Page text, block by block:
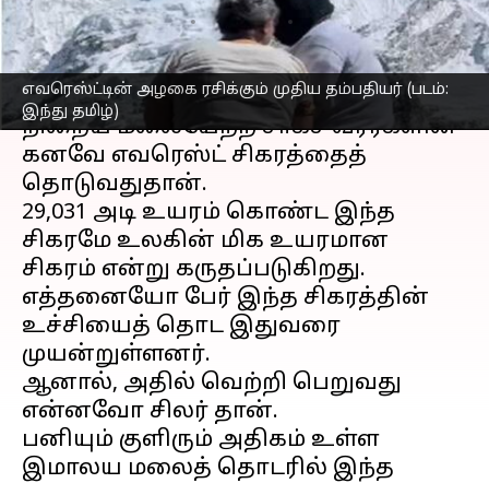
எவரெஸ்ட்டின் அழகை ரசிக்கும் முதிய தம்பதியர் (படம்:
இந்து தமிழ்)
எழுதியவர் Sindhuja SM Dec 19, 2022 11:52 am
செய்தி முன்னோட்டம்
நிறைய மலையேற்ற சாகச வீரர்களின்
கனவே எவரெஸ்ட் சிகரத்தைத்
தொடுவதுதான்.
29,031 அடி உயரம் கொண்ட இந்த
சிகரமே உலகின் மிக உயரமான
சிகரம் என்று கருதப்படுகிறது.
எத்தனையோ பேர் இந்த சிகரத்தின்
உச்சியைத் தொட இதுவரை
முயன்றுள்ளனர்.
ஆனால், அதில் வெற்றி பெறுவது
என்னவோ சிலர் தான்.
பனியும் குளிரும் அதிகம் உள்ள
இமாலய மலைத் தொடரில் இந்த